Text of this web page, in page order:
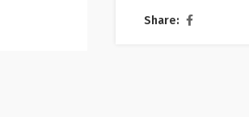
Share: